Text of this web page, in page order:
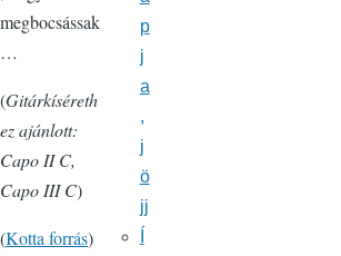
megbocsássak
…
(Gitárkíséreth
ez ajánlott:
Capo II C,
Capo III C)
(Kotta forrás)
p
j
a
,
j
ö
jj